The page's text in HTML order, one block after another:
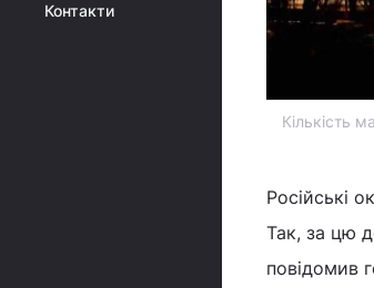
Контакти
Кількість
Російські
Так, за цю
повідомив